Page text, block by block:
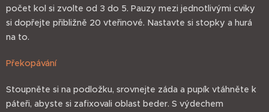
počet kol si zvolte od 3 do 5. Pauzy mezi jednotlivými cviky
si dopřejte přibližně 20 vteřinové. Nastavte si stopky a hurá
na to.
Překopávání
Stoupněte si na podložku, srovnejte záda a pupík vtáhněte k
páteři, abyste si zafixovali oblast beder. S výdechem